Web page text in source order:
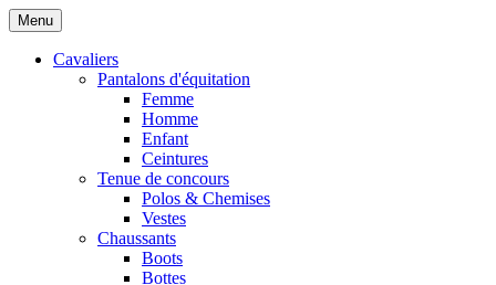
Menu
Cavaliers
Pantalons d'équitation
Femme
Homme
Enfant
Ceintures
Tenue de concours
Polos & Chemises
Vestes
Chaussants
Boots
Bottes